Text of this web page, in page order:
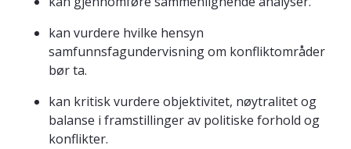
kan vurdere hvilke hensyn
samfunnsfagundervisning om konfliktområder
bør ta.
kan kritisk vurdere objektivitet, nøytralitet og
balanse i framstillinger av politiske forhold og
konflikter.